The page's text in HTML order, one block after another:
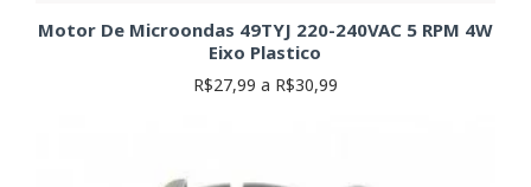
Motor De Microondas 49TYJ 220-240VAC 5 RPM 4W
Eixo Plastico
R$27,99 a R$30,99